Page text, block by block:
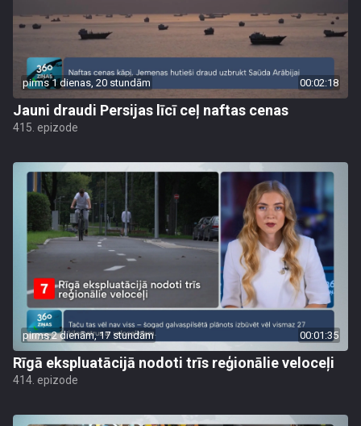
pirms 1 dienas, 20 stundām 00:02:18
Jauni draudi Persijas līcī ceļ naftas cenas
415. epizode
pirms 2 dienām, 17 stundām 00:01:35
Rīgā ekspluatācijā nodoti trīs reģionālie veloceļi
414. epizode